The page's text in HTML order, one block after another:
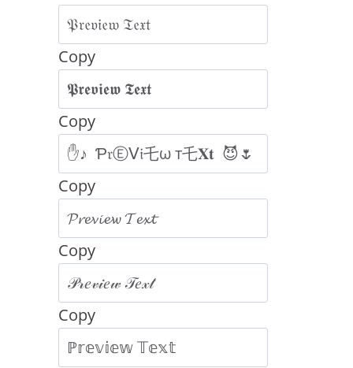
Copy
Copy
Copy
Copy
Copy